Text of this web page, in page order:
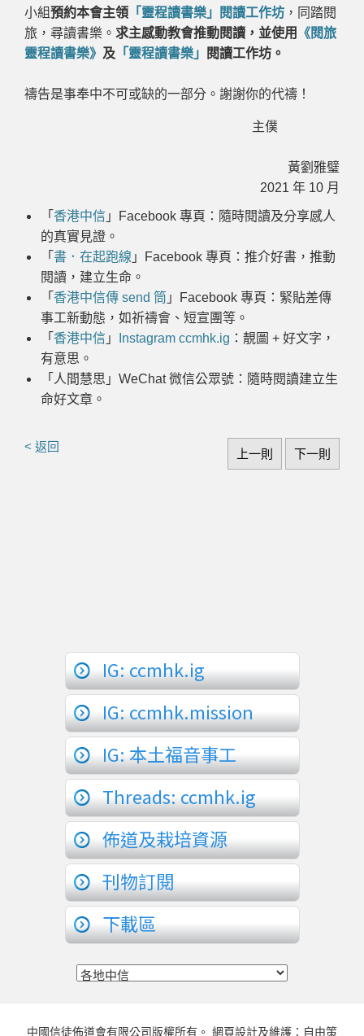
小組預約本會主領 「靈程讀書樂」閱讀工作坊 ，同踏閱
旅，尋讀書樂。 求主感動教會推動閱讀，並使用
《閱旅
靈程讀書樂》 及 「靈程讀書樂」 閱讀工作坊。
禱告是事奉中不可或缺的一部分。謝謝你的代禱！
主僕
黃劉雅璧
2021 年 10 月
「 香港中信 」 Facebook 專頁：隨時閱讀及分享感人
的真實見證。
「 書．在起跑線 」Facebook 專頁：推介好書，推動
閱讀，建立生命。
「 香港中信傳 send 筒 」 Facebook 專頁：緊貼差傳
事工新動態，如祈禱會、短宣團等。
「 香港中信 」 Instagram ccmhk.ig ：靚圖 + 好文字，
有意思。
「人間慧思」 WeChat微信公眾號：隨時閱讀建立生
命好文章。
< 返回
上一則 下一則
IG: ccmhk.ig
IG: ccmhk.mission
IG: 本土福音事工
Threads: ccmhk.ig
佈道及栽培資源
刊物訂閱
下載區
中國信徒佈道會有限公司版權所有。 網頁設計及維護：自由策